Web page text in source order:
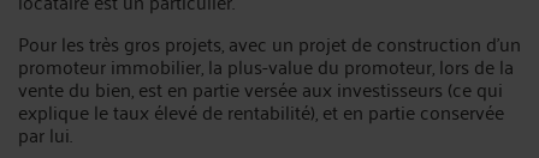
Pour les très gros projets, avec un projet de construction d’un
promoteur immobilier, la plus-value du promoteur, lors de la
vente du bien, est en partie versée aux investisseurs (ce qui
explique le taux élevé de rentabilité), et en partie conservée
par lui.